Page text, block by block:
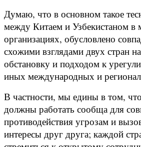
Думаю, что в основном такое
между Китаем и Узбекистаном в
организациях, обусловлено
схожими взглядами двух стран
обстановку и подходом к
иных международных и
В частности, мы едины в том,
должны работать сообща для
противодействия угрозам и
интересы друг друга; каждой